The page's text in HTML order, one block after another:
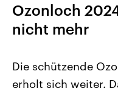
Ozonloch
nicht mehr
Die schützende
erholt sich weiter.